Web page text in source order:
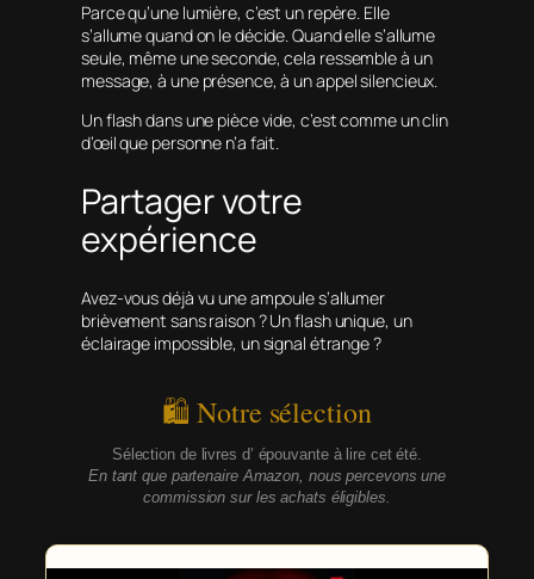
Parce qu’une lumière, c’est un repère. Elle
s’allume quand on le décide. Quand elle s’allume
seule, même une seconde, cela ressemble à un
message, à une présence, à un appel silencieux.
Un flash dans une pièce vide, c’est comme un clin
d’œil que personne n’a fait.
Partager votre
expérience
Avez-vous déjà vu une ampoule s’allumer
brièvement sans raison ? Un flash unique, un
éclairage impossible, un signal étrange ?
🛍 Notre sélection
Sélection de livres d’ épouvante à lire cet été.
En tant que partenaire Amazon, nous percevons une
commission sur les achats éligibles.